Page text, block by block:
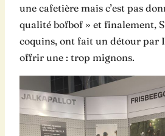
une cafetière mais c’est pas
qualité bofbof » et finalement,
coquins, ont fait un détour par
offrir une : trop mignons.